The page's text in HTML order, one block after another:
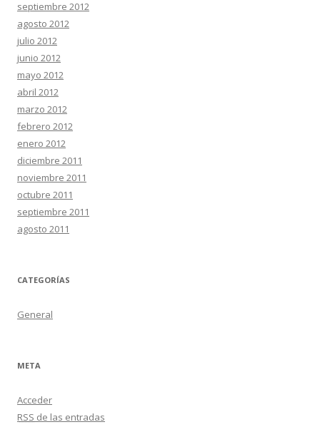
septiembre 2012
agosto 2012
julio 2012
junio 2012
mayo 2012
abril 2012
marzo 2012
febrero 2012
enero 2012
diciembre 2011
noviembre 2011
octubre 2011
septiembre 2011
agosto 2011
CATEGORÍAS
General
META
Acceder
RSS de las entradas